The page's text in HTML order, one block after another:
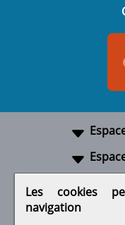
Les cookies
navigation